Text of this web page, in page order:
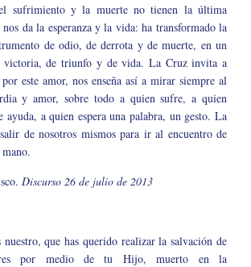
sufrimiento y la muerte no tienen la última
da la esperanza y la vida: ha transformado la
de odio, de derrota y de muerte, en un
victoria, de triunfo y de vida. La Cruz invita a
este amor, nos enseña así a mirar siempre al
y amor, sobre todo a quien sufre, a quien
ayuda, a quien espera una palabra, un gesto. La
de nosotros mismos para ir al encuentro de
Discurso 26 de julio de 2013
nuestro, que has querido realizar la salvación de
por medio de tu Hijo, muerto en la